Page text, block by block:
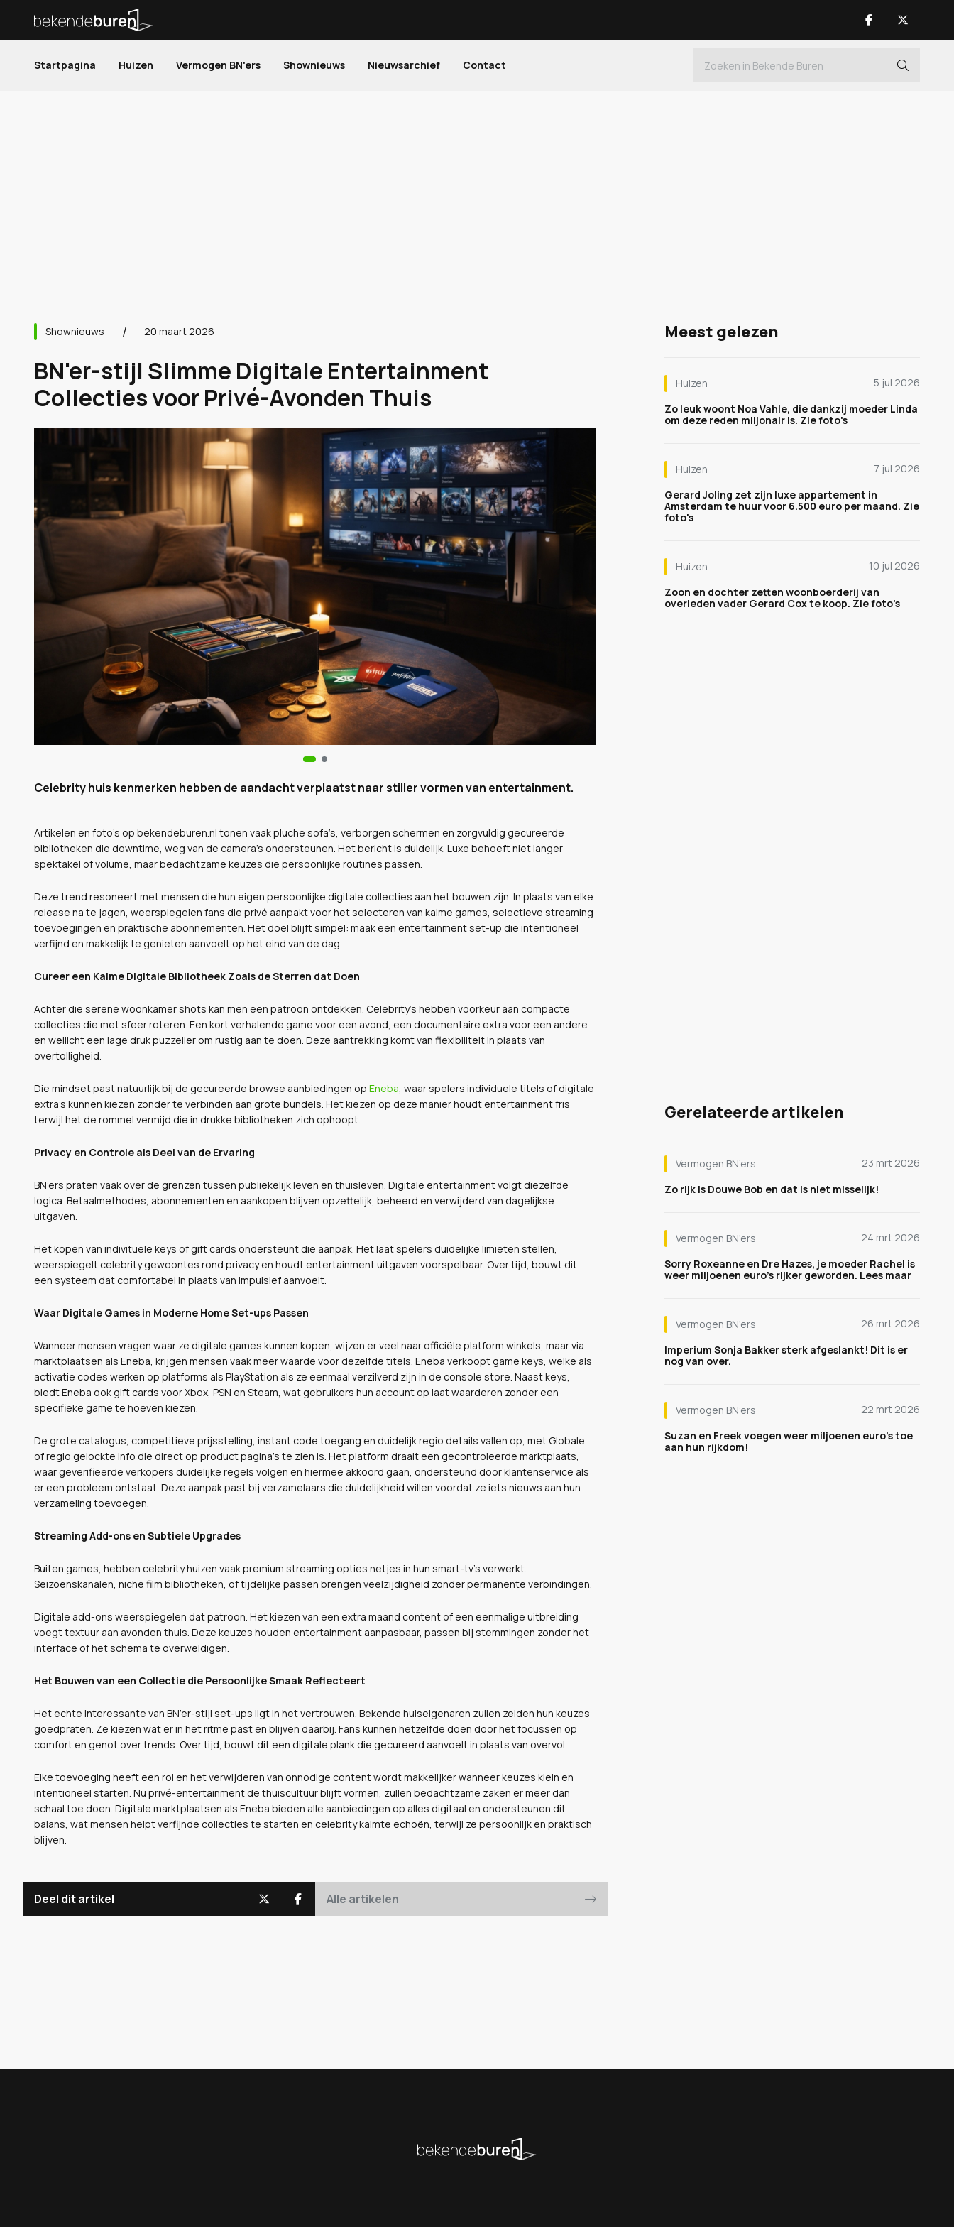
Startpagina Huizen Vermogen BN'ers Shownieuws Nieuwsarchief Contact
Shownieuws 20 maart 2026
BN'er-stijl Slimme Digitale Entertainment
Collecties voor Privé-Avonden Thuis
Celebrity huis kenmerken hebben de aandacht verplaatst naar stiller vormen van entertainment.
Artikelen en foto’s op bekendeburen.nl tonen vaak pluche sofa’s, verborgen schermen en zorgvuldig gecureerde
bibliotheken die downtime, weg van de camera’s ondersteunen. Het bericht is duidelijk. Luxe behoeft niet langer
spektakel of volume, maar bedachtzame keuzes die persoonlijke routines passen.
Deze trend resoneert met mensen die hun eigen persoonlijke digitale collecties aan het bouwen zijn. In plaats van elke
release na te jagen, weerspiegelen fans die privé aanpakt voor het selecteren van kalme games, selectieve streaming
toevoegingen en praktische abonnementen. Het doel blijft simpel: maak een entertainment set-up die intentioneel
verfijnd en makkelijk te genieten aanvoelt op het eind van de dag.
Cureer een Kalme Digitale Bibliotheek Zoals de Sterren dat Doen
Achter die serene woonkamer shots kan men een patroon ontdekken. Celebrity's hebben voorkeur aan compacte
collecties die met sfeer roteren. Een kort verhalende game voor een avond, een documentaire extra voor een andere
en wellicht een lage druk puzzeller om rustig aan te doen. Deze aantrekking komt van flexibiliteit in plaats van
overtolligheid.
Die mindset past natuurlijk bij de gecureerde browse aanbiedingen op Eneba , waar spelers individuele titels of digitale
extra’s kunnen kiezen zonder te verbinden aan grote bundels. Het kiezen op deze manier houdt entertainment fris
terwijl het de rommel vermijd die in drukke bibliotheken zich ophoopt.
Privacy en Controle als Deel van de Ervaring
BN’ers praten vaak over de grenzen tussen publiekelijk leven en thuisleven. Digitale entertainment volgt diezelfde
logica. Betaalmethodes, abonnementen en aankopen blijven opzettelijk, beheerd en verwijderd van dagelijkse
uitgaven.
Het kopen van indivituele keys of gift cards ondersteunt die aanpak. Het laat spelers duidelijke limieten stellen,
weerspiegelt celebrity gewoontes rond privacy en houdt entertainment uitgaven voorspelbaar. Over tijd, bouwt dit
een systeem dat comfortabel in plaats van impulsief aanvoelt.
Waar Digitale Games in Moderne Home Set-ups Passen
Wanneer mensen vragen waar ze digitale games kunnen kopen, wijzen er veel naar officiële platform winkels, maar via
marktplaatsen als Eneba, krijgen mensen vaak meer waarde voor dezelfde titels. Eneba verkoopt game keys, welke als
activatie codes werken op platforms als PlayStation als ze eenmaal verzilverd zijn in de console store. Naast keys,
biedt Eneba ook gift cards voor Xbox, PSN en Steam, wat gebruikers hun account op laat waarderen zonder een
specifieke game te hoeven kiezen.
De grote catalogus, competitieve prijsstelling, instant code toegang en duidelijk regio details vallen op, met Globale
of regio gelockte info die direct op product pagina’s te zien is. Het platform draait een gecontroleerde marktplaats,
waar geverifieerde verkopers duidelijke regels volgen en hiermee akkoord gaan, ondersteund door klantenservice als
er een probleem ontstaat. Deze aanpak past bij verzamelaars die duidelijkheid willen voordat ze iets nieuws aan hun
verzameling toevoegen.
Streaming Add-ons en Subtiele Upgrades
Buiten games, hebben celebrity huizen vaak premium streaming opties netjes in hun smart-tv’s verwerkt.
Seizoenskanalen, niche film bibliotheken, of tijdelijke passen brengen veelzijdigheid zonder permanente verbindingen.
Digitale add-ons weerspiegelen dat patroon. Het kiezen van een extra maand content of een eenmalige uitbreiding
voegt textuur aan avonden thuis. Deze keuzes houden entertainment aanpasbaar, passen bij stemmingen zonder het
interface of het schema te overweldigen.
Het Bouwen van een Collectie die Persoonlijke Smaak Reflecteert
Het echte interessante van BN’er-stijl set-ups ligt in het vertrouwen. Bekende huiseigenaren zullen zelden hun keuzes
goedpraten. Ze kiezen wat er in het ritme past en blijven daarbij. Fans kunnen hetzelfde doen door het focussen op
comfort en genot over trends. Over tijd, bouwt dit een digitale plank die gecureerd aanvoelt in plaats van overvol.
Elke toevoeging heeft een rol en het verwijderen van onnodige content wordt makkelijker wanneer keuzes klein en
intentioneel starten. Nu privé-entertainment de thuiscultuur blijft vormen, zullen bedachtzame zaken er meer dan
schaal toe doen. Digitale marktplaatsen als Eneba bieden alle aanbiedingen op alles digitaal en ondersteunen dit
balans, wat mensen helpt verfijnde collecties te starten en celebrity kalmte echoën, terwijl ze persoonlijk en praktisch
blijven.
Deel dit artikel Alle artikelen
Meest gelezen
Huizen
5 jul 2026
Zo leuk woont Noa Vahle, die dankzij moeder Linda
om deze reden miljonair is. Zie foto's
Huizen
7 jul 2026
Gerard Joling zet zijn luxe appartement in
Amsterdam te huur voor 6.500 euro per maand. Zie
foto's
Huizen
10 jul 2026
Zoon en dochter zetten woonboerderij van
overleden vader Gerard Cox te koop. Zie foto's
Gerelateerde artikelen
Vermogen BN’ers
23 mrt 2026
Zo rijk is Douwe Bob en dat is niet misselijk!
Vermogen BN’ers
24 mrt 2026
Sorry Roxeanne en Dre Hazes, je moeder Rachel is
weer miljoenen euro's rijker geworden. Lees maar
Vermogen BN’ers
26 mrt 2026
Imperium Sonja Bakker sterk afgeslankt! Dit is er
nog van over.
Vermogen BN’ers
22 mrt 2026
Suzan en Freek voegen weer miljoenen euro's toe
aan hun rijkdom!